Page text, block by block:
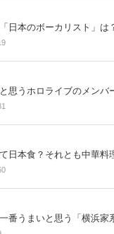
日本のボーカリスト」は
思うホロライブのメンバ
日本食？それとも中華料
番うまいと思う「横浜家